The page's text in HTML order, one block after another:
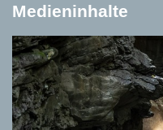
Medieninhalte